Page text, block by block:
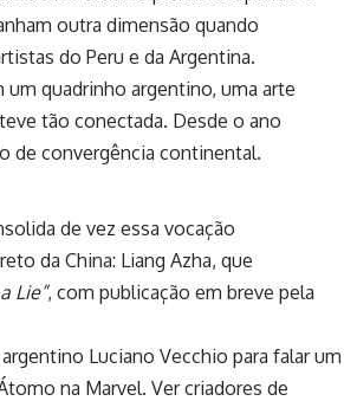
outra dimensão quando
do Peru e da Argentina.
quadrinho argentino, uma arte
tão conectada. Desde o ano
de convergência continental.
de vez essa vocação
da China: Liang Azha, que
Lie”, com publicação em breve pela
Luciano Vecchio para falar um
na Marvel. Ver criadores de